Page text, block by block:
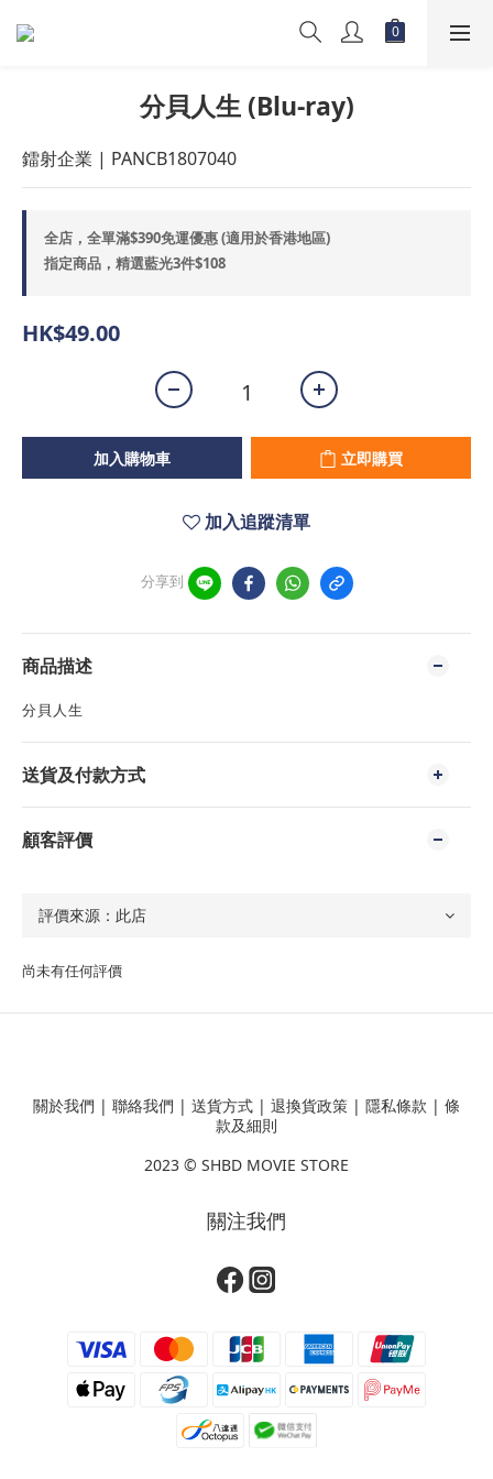
分貝人生 (Blu-ray)
鐳射企業 | PANCB1807040
全店，全單滿$390免運優惠 (適用於香港地區)
指定商品，精選藍光3件$108
HK$49.00
加入購物車 立即購買
加入追蹤清單
分享到
商品描述
分貝人生
送貨及付款方式
顧客評價
尚未有任何評價
關於我們 | 聯絡我們 | 送貨方式 | 退換貨政策 | 隱私條款 | 條
款及細則
2023 © SHBD MOVIE STORE
關注我們